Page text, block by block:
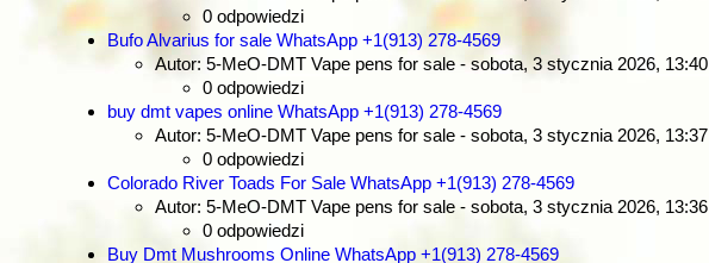
0 odpowiedzi
Bufo Alvarius for sale WhatsApp +1(913) 278-4569
Autor: 5-MeO-DMT Vape pens for sale - sobota, 3 stycznia 2026, 13:40
0 odpowiedzi
buy dmt vapes online WhatsApp +1(913) 278-4569
Autor: 5-MeO-DMT Vape pens for sale - sobota, 3 stycznia 2026, 13:37
0 odpowiedzi
Colorado River Toads For Sale WhatsApp +1(913) 278-4569
Autor: 5-MeO-DMT Vape pens for sale - sobota, 3 stycznia 2026, 13:36
0 odpowiedzi
Buy Dmt Mushrooms Online WhatsApp +1(913) 278-4569